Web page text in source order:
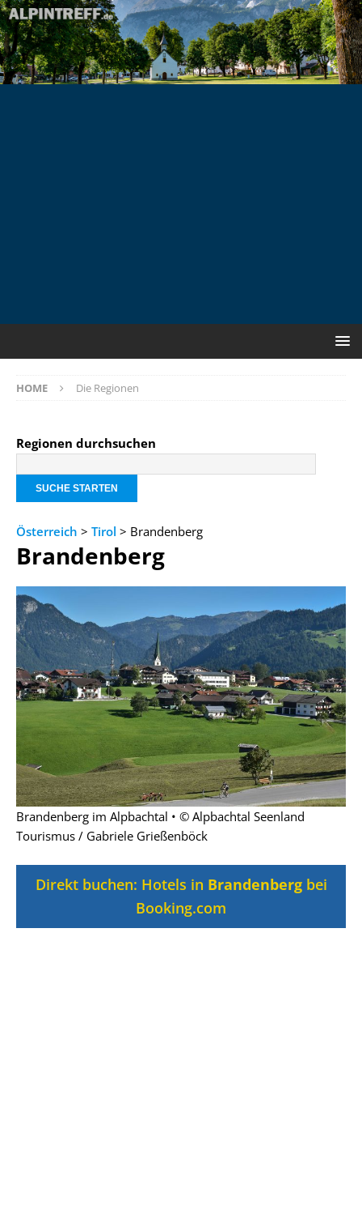
HOME Die Regionen
Regionen durchsuchen
Österreich > Tirol > Brandenberg
Brandenberg
Brandenberg im Alpbachtal • © Alpbachtal Seenland
Tourismus / Gabriele Grießenböck
Direkt buchen: Hotels in Brandenbergbei
Booking.com